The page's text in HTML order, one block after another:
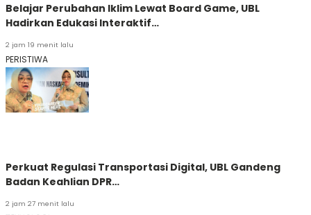
Belajar Perubahan Iklim Lewat Board Game, UBL
Hadirkan Edukasi Interaktif…
2 jam 19 menit lalu
PERISTIWA
Perkuat Regulasi Transportasi Digital, UBL Gandeng
Badan Keahlian DPR…
2 jam 27 menit lalu